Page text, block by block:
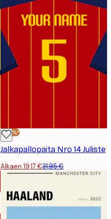
-40%*
Jalkapallopaita Nro 14 Juliste
Alkaen 19,17 €31,95 €